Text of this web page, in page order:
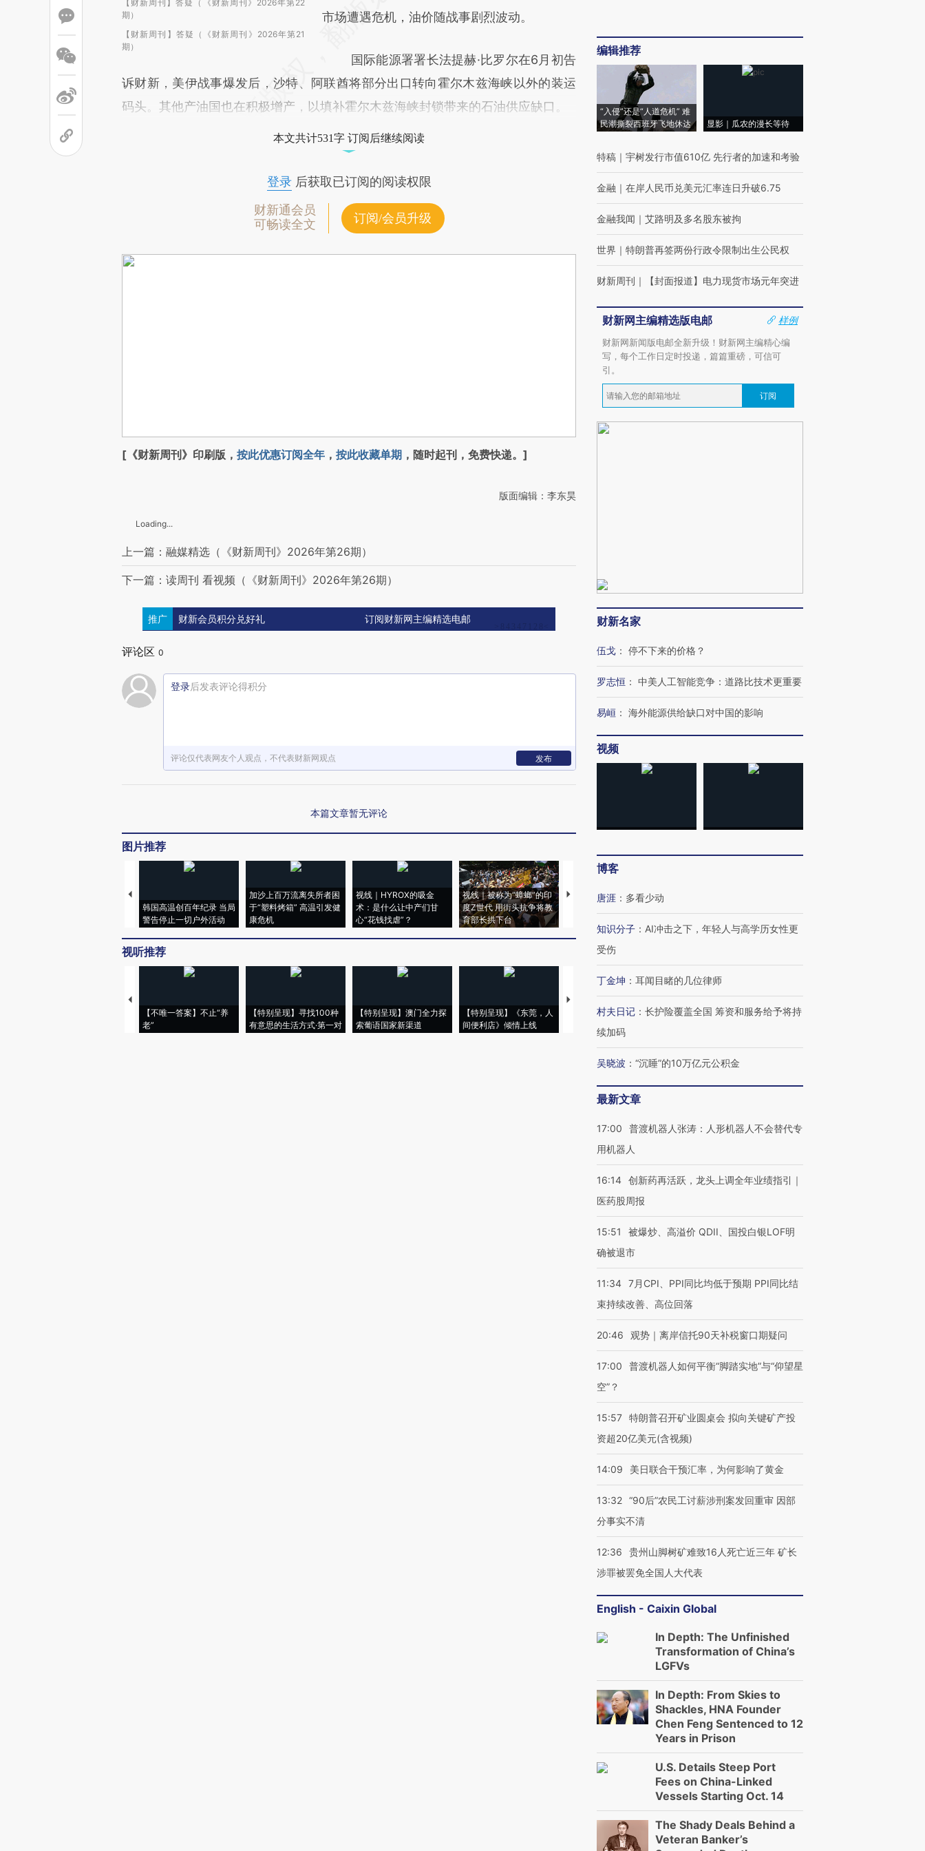
【财新周刊】答疑（《财新周刊》2026年第22
期）
【财新周刊】答疑（《财新周刊》2026年第21
期）
市场遭遇危机，油价随战事剧烈波动。
国际能源署署长法提赫·比罗尔在6月初告
诉财新，美伊战事爆发后，沙特、阿联酋将部分出口转向霍尔木兹海峡以外的装运
码头。其他产油国也在积极增产，以填补霍尔木兹海峡封锁带来的石油供应缺口。
本文共计531字 订阅后继续阅读
登录后获取已订阅的阅读权限
财新通会员
可畅读全文
订阅/会员升级
[《财新周刊》印刷版， 按此优惠订阅全年 ， 按此收藏单期 ，随时起刊，免费快递。]
版面编辑：李东昊
Loading...
上一篇：融媒精选（《财新周刊》2026年第26期）
下一篇：读周刊 看视频（《财新周刊》2026年第26期）
推广 财新会员积分兑好礼 订阅财新网主编精选电邮
评论区 0
登录后发表评论得积分
评论仅代表网友个人观点，不代表财新网观点 发布
本篇文章暂无评论
图片推荐
韩国高温创百年纪录 当局
警告停止一切户外活动
加沙上百万流离失所者困
于“塑料烤箱” 高温引发健
康危机
视线｜HYROX的吸金
术：是什么让中产们甘
心“花钱找虐”？
视线｜被称为“蟑螂”的印
度Z世代 用街头抗争将教
育部长拱下台
视线｜“入侵”还是“人道危
视听推荐
【不唯一答案】不止“养
老”
【特别呈现】寻找100种
有意思的生活方式·第一对
【特别呈现】澳门全力探
索葡语国家新渠道
【特别呈现】《东莞，人
间便利店》倾情上线
【推广】走进第四届链博
会，让数智科技“链”接产
【特别呈现】寻找100种
CFO：不靠规模取胜，华
编辑推荐
“入侵”还是“人道危机” 难
民潮撕裂西班牙飞地休达
显影｜瓜农的漫长等待
特稿 ｜ 宇树发行市值610亿 先行者的加速和考验
金融 ｜ 在岸人民币兑美元汇率连日升破6.75
金融我闻 ｜ 艾路明及多名股东被拘
世界 ｜ 特朗普再签两份行政令限制出生公民权
财新周刊 ｜ 【封面报道】电力现货市场元年突进
财新网主编精选版电邮
样例
财新网新闻版电邮全新升级！财新网主编精心编
写，每个工作日定时投递，篇篇重磅，可信可
引。
订阅
财新名家
伍戈 ： 停不下来的价格？
罗志恒 ： 中美人工智能竞争：道路比技术更重要
易峘 ： 海外能源供给缺口对中国的影响
视频
博客
唐涯 ： 多看少动
知识分子 ： AI冲击之下，年轻人与高学历女性更
受伤
丁金坤 ： 耳闻目睹的几位律师
村夫日记 ： 长护险覆盖全国 筹资和服务给予将持
续加码
吴晓波 ： “沉睡”的10万亿元公积金
最新文章
17:00
普渡机器人张涛：人形机器人不会替代专
用机器人
16:14 创新药再活跃，龙头上调全年业绩指引｜
医药股周报
15:51
被爆炒、高溢价 QDII、国投白银LOF明
确被退市
11:34 7月CPI、PPI同比均低于预期 PPI同比结
束持续改善、高位回落
20:46 观势｜离岸信托90天补税窗口期疑问
17:00
普渡机器人如何平衡“脚踏实地”与“仰望星
空”？
15:57 特朗普召开矿业圆桌会 拟向关键矿产投
资超20亿美元(含视频)
14:09 美日联合干预汇率，为何影响了黄金
13:32 “90后”农民工讨薪涉刑案发回重审 因部
分事实不清
12:36
贵州山脚树矿难致16人死亡近三年 矿长
涉罪被罢免全国人大代表
English - Caixin Global
In Depth: The Unfinished
Transformation of China’s
LGFVs
In Depth: From Skies to
Shackles, HNA Founder
Chen Feng Sentenced to 12
Years in Prison
U.S. Details Steep Port
Fees on China-Linked
Vessels Starting Oct. 14
The Shady Deals Behind a
Veteran Banker’s